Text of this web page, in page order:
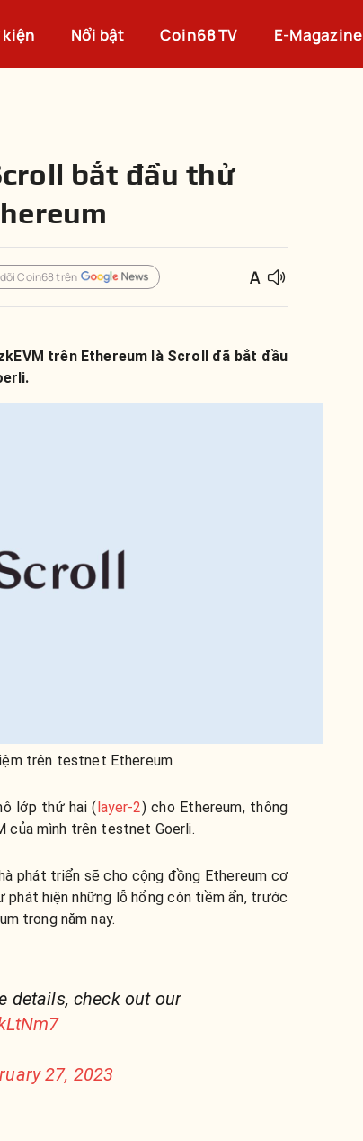
kiện Nổi bật Coin68 TV E-Magazine
bắt đầu thử
Coin68 trên
trên Ethereum là Scroll đã bắt đầu
trên testnet Ethereum
lớp thứ hai (layer-2) cho Ethereum, thông
của mình trên testnet Goerli.
phát triển sẽ cho cộng đồng Ethereum cơ
phát hiện những lỗ hổng còn tiềm ẩn, trước
trong năm nay.
details, check out our
27, 2023